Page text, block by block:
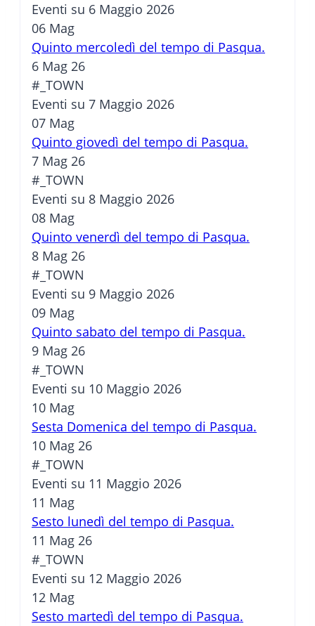
Eventi su 6 Maggio 2026
06 Mag
Quinto mercoledì del tempo di Pasqua.
6 Mag 26
#_TOWN
Eventi su 7 Maggio 2026
07 Mag
Quinto giovedì del tempo di Pasqua.
7 Mag 26
#_TOWN
Eventi su 8 Maggio 2026
08 Mag
Quinto venerdì del tempo di Pasqua.
8 Mag 26
#_TOWN
Eventi su 9 Maggio 2026
09 Mag
Quinto sabato del tempo di Pasqua.
9 Mag 26
#_TOWN
Eventi su 10 Maggio 2026
10 Mag
Sesta Domenica del tempo di Pasqua.
10 Mag 26
#_TOWN
Eventi su 11 Maggio 2026
11 Mag
Sesto lunedì del tempo di Pasqua.
11 Mag 26
#_TOWN
Eventi su 12 Maggio 2026
12 Mag
Sesto martedì del tempo di Pasqua.